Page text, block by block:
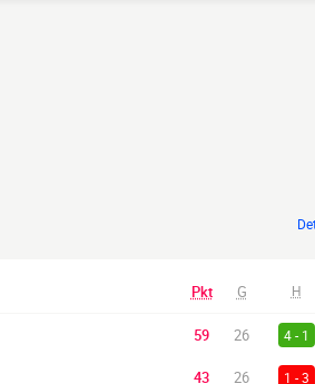
Pkt G H
59 26 4 - 1
43 26 1 - 3